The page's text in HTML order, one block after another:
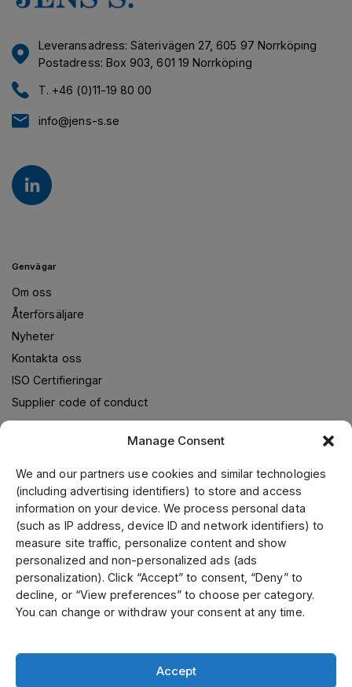
Manage Consent
We and our partners use cookies and similar technologies
(including advertising identifiers) to store and access
information on your device. We process personal data
(such as IP address, device ID and network identifiers) to
measure site traffic, personalize content and show
personalized and non-personalized ads (ads
personalization). Click “Accept” to consent, “Deny” to
decline, or “View preferences” to choose per category.
You can change or withdraw your consent at any time.
Accept
Leveransadress: Säterivägen 27, 605 97 Norrköping
Postadress: Box 903, 601 19 Norrköping
T. +46 (0)11-19 80 00
info@jens-s.se
Genvägar
Om oss
Återförsäljare
Nyheter
Kontakta oss
ISO Certifieringar
Supplier code of conduct
Om oss
Jens S. Transmissioner levererar transmissionslösningar i
samarbete med världsledande leverantörer. Genom vår
ledande position i Skandinavien, samt fokusering på kvalitet
och kundservice kan vi erbjuda ett brett utbud till
konkurrenskraftiga priser. Kund- och specialanpassade
produkter tillverkar vi i vår mekaniska verkstad. Vi är
certifierade enligt ISO 9001, 14001 och 45001.